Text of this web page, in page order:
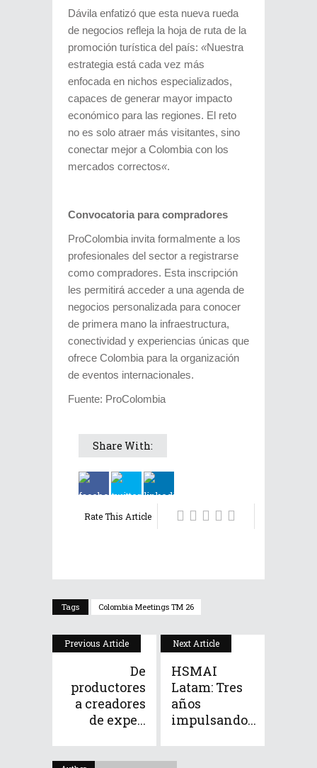
Dávila enfatizó que esta nueva rueda
de negocios refleja la hoja de ruta de la
promoción turística del país: «Nuestra
estrategia está cada vez más
enfocada en nichos especializados,
capaces de generar mayor impacto
económico para las regiones. El reto
no es solo atraer más visitantes, sino
conectar mejor a Colombia con los
mercados correctos«.
Convocatoria para compradores
ProColombia invita formalmente a los
profesionales del sector a registrarse
como compradores. Esta inscripción
les permitirá acceder a una agenda de
negocios personalizada para conocer
de primera mano la infraestructura,
conectividad y experiencias únicas que
ofrece Colombia para la organización
de eventos internacionales.
Fuente: ProColombia
Share With:
Rate This Article
Tags Colombia Meetings TM 26
Previous Article
De
productores
a creadores
de expe...
Next Article
HSMAI
Latam: Tres
años
impulsando...